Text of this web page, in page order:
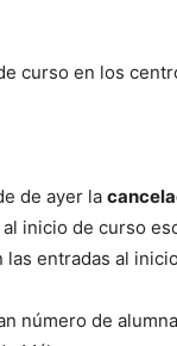
curso en los
de ayer la
inicio de curso
entradas al
número de